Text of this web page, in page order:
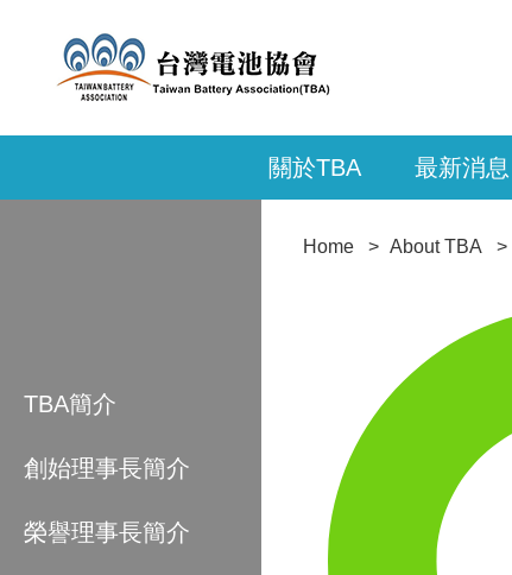
關於TBA 最新消息
TBA簡介
創始理事長簡介
榮譽理事長簡介
Home About TBA